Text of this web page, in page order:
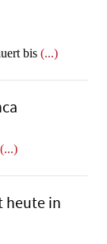
bis (...)
(...)
heute in